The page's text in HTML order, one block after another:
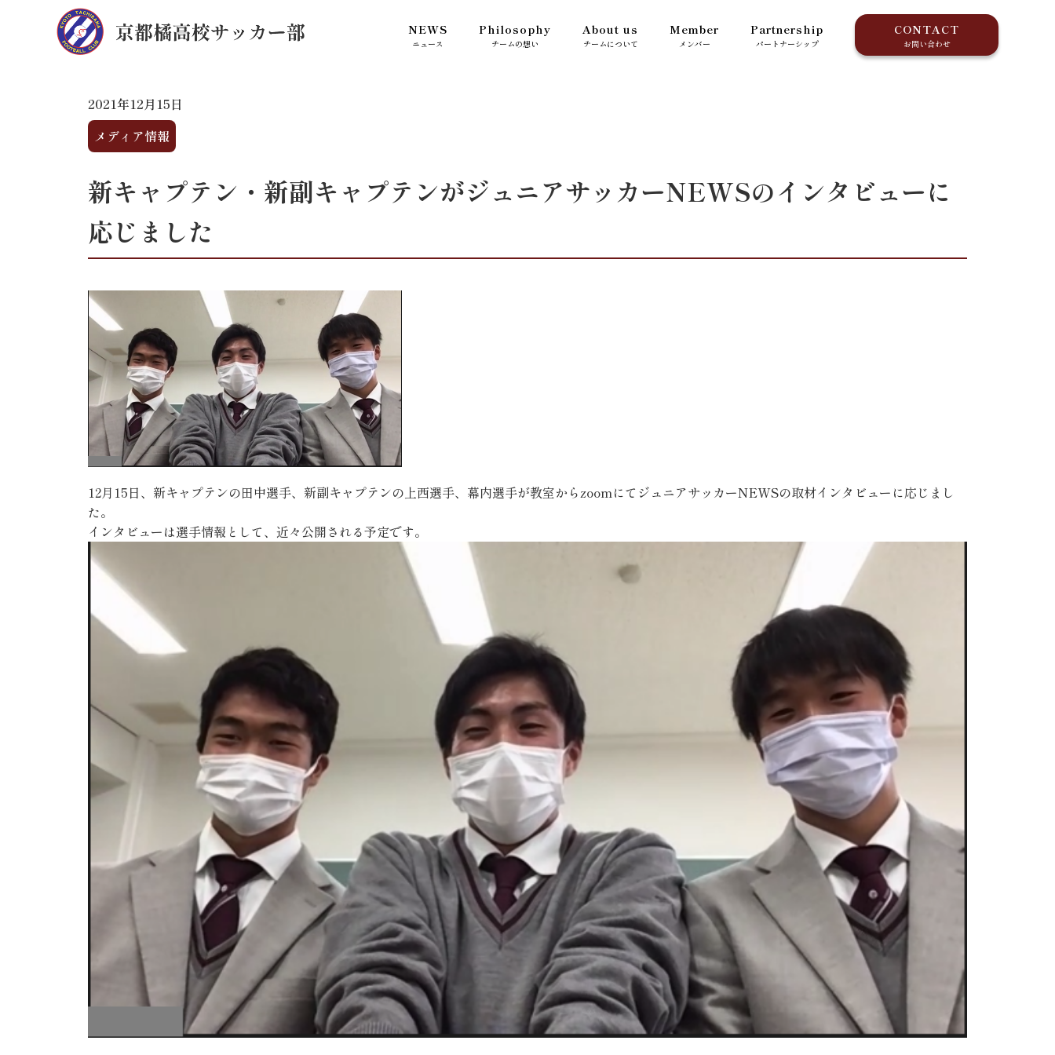
ニュース
NEWS
チームの想い
Philosophy
チームについて
About us
メンバー
Member
パートナーシップ
Partnership
お問い合わせ
CONTACT
2021年12月15日
メディア情報
新キャプテン・新副キャプテンがジュニアサッカーNEWSのインタビューに
応じました
12月15日、新キャプテンの田中選手、新副キャプテンの上西選手、幕内選手が教室からzoomにてジュニアサッカーNEWSの取材インタビューに応じまし
た。
インタビューは選手情報として、近々公開される予定です。